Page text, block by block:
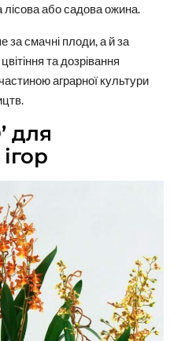
або садова ожина.
за смачні плоди, а й за
та дозрівання
аграрної культури
для